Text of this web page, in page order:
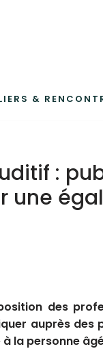
&
:
des
auprès
la personne